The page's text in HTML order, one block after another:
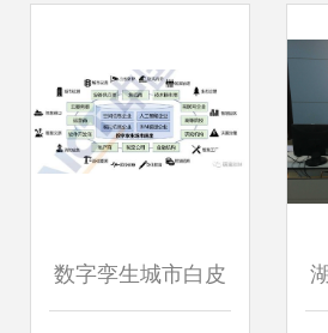
数字孪生城市白皮